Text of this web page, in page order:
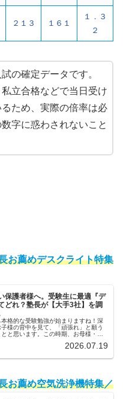
２１３ １６１
１．３
２
の確定データです。
私立合格などで当日受け
ため、実際の倍率は必
字に惑わされないこと
お薦めデスクライト特集
保護者様へ。受験生に最適『デ
どれ？塾長が【大手3社】を調
格的な受験勉強が始まりますね！深
様の背中を見て、「頑張れ」と願う
と思います。この時期、お母様・お
すっていること...
2026.07.19
お薦め空気洗浄機特集／